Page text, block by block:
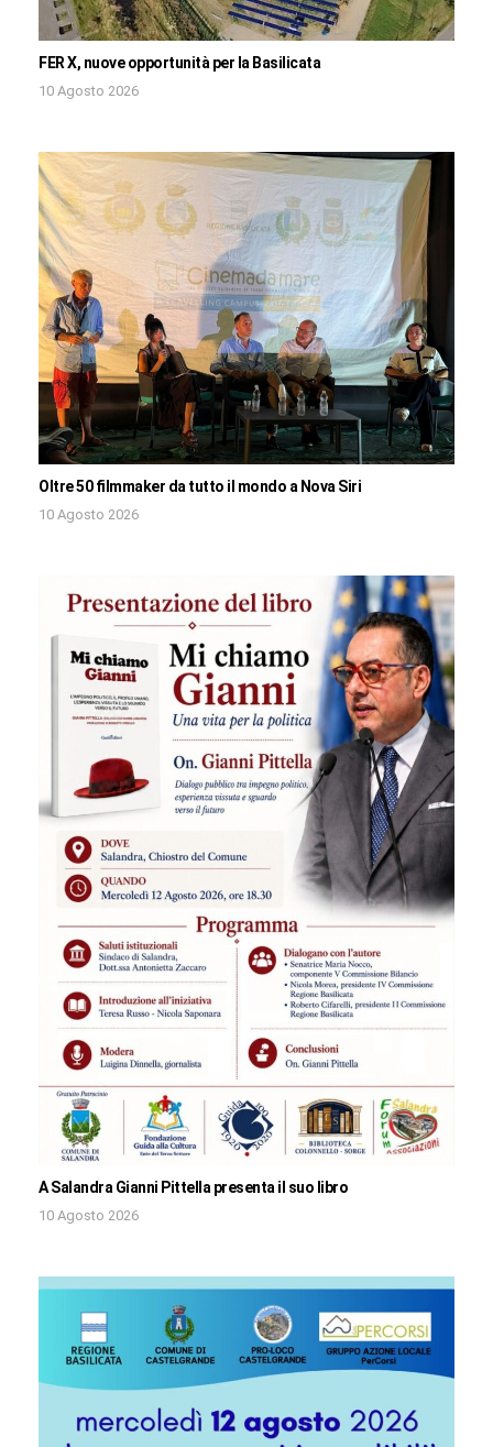
FER X, nuove opportunità per la Basilicata
10 Agosto 2026
Oltre 50 filmmaker da tutto il mondo a Nova Siri
10 Agosto 2026
A Salandra Gianni Pittella presenta il suo libro
10 Agosto 2026